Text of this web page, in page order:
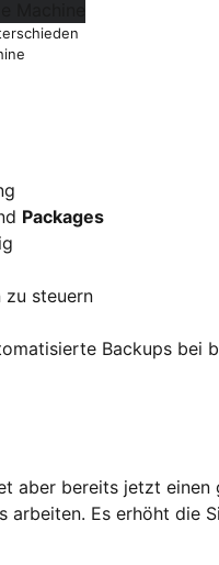
Packages
zu steuern
Backups bei
aber bereits jetzt einen
arbeiten. Es erhöht die